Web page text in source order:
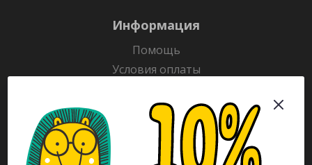
Информация
Помощь
Условия оплаты
Гарантия на товар
Раскраски
Рекламодателям